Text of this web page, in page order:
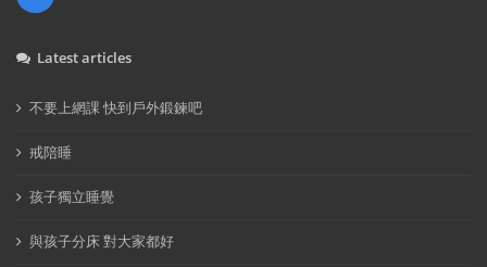
Latest articles
不要上網課 快到戶外鍛鍊吧
戒陪睡
孩子獨立睡覺
與孩子分床 對大家都好